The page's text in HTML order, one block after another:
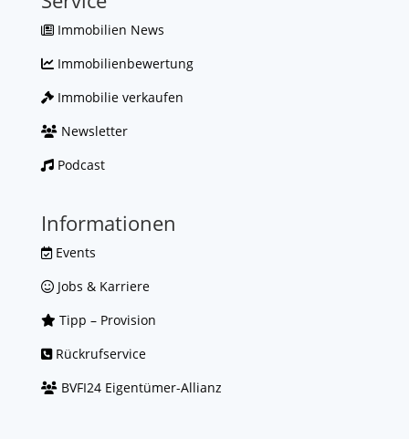
Immobilien News
Immobilienbewertung
Immobilie verkaufen
Newsletter
Podcast
Informationen
Events
Jobs & Karriere
Tipp – Provision
Rückrufservice
BVFI24 Eigentümer-Allianz